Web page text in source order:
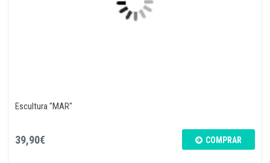
Escultura "MAR"
39,90€ COMPRAR